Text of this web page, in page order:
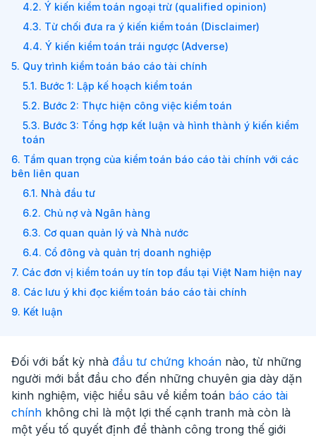
4.2. Ý kiến kiểm toán ngoại trừ (qualified opinion)
4.3. Từ chối đưa ra ý kiến kiểm toán (Disclaimer)
4.4. Ý kiến kiểm toán trái ngược (Adverse)
5. Quy trình kiểm toán báo cáo tài chính
5.1. Bước 1: Lập kế hoạch kiểm toán
5.2. Bước 2: Thực hiện công việc kiểm toán
5.3. Bước 3: Tổng hợp kết luận và hình thành ý kiến kiểm
toán
6. Tầm quan trọng của kiểm toán báo cáo tài chính với các
bên liên quan
6.1. Nhà đầu tư
6.2. Chủ nợ và Ngân hàng
6.3. Cơ quan quản lý và Nhà nước
6.4. Cổ đông và quản trị doanh nghiệp
7. Các đơn vị kiểm toán uy tín top đầu tại Việt Nam hiện nay
8. Các lưu ý khi đọc kiểm toán báo cáo tài chính
9. Kết luận
Đối với bất kỳ nhà đầu tư chứng khoán nào, từ những
người mới bắt đầu cho đến những chuyên gia dày dặn
kinh nghiệm, việc hiểu sâu về kiểm toán báo cáo tài
chính không chỉ là một lợi thế cạnh tranh mà còn là
một yếu tố quyết định để thành công trong thế giới